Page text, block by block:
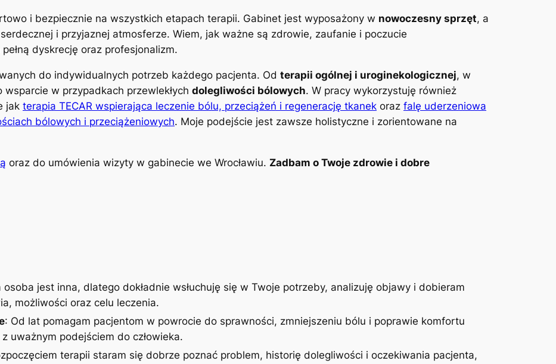
i bezpiecznie na wszystkich etapach terapii. Gabinet jest wyposażony w nowoczesny sprzęt, a
i przyjaznej atmosferze. Wiem, jak ważne są zdrowie, zaufanie i poczucie
dyskrecję oraz profesjonalizm.
do indywidualnych potrzeb każdego pacjenta. Od terapii ogólnej i uroginekologicznej, w
wsparcie w przypadkach przewlekłych dolegliwości bólowych. W pracy wykorzystuję również
jak terapia TECAR wspierająca leczenie bólu, przeciążeń i regenerację tkanek oraz falę uderzeniowa
bólowych i przeciążeniowych. Moje podejście jest zawsze holistyczne i zorientowane na
oraz do umówienia wizyty w gabinecie we Wrocławiu. Zadbam o Twoje zdrowie i dobre
osoba jest inna, dlatego dokładnie wsłuchuję się w Twoje potrzeby, analizuję objawy i dobieram
możliwości oraz celu leczenia.
: Od lat pomagam pacjentom w powrocie do sprawności, zmniejszeniu bólu i poprawie komfortu
uważnym podejściem do człowieka.
terapii staram się dobrze poznać problem, historię dolegliwości i oczekiwania pacjenta,